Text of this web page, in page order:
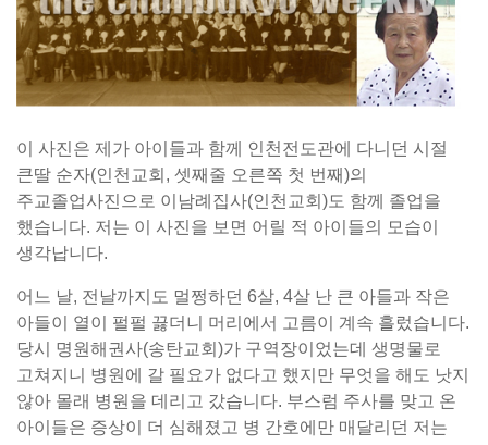
이 사진은 제가 아이들과 함께 인천전도관에 다니던 시절
큰딸 순자(인천교회, 셋째줄 오른쪽 첫 번째)의
주교졸업사진으로 이남례집사(인천교회)도 함께 졸업을
했습니다. 저는 이 사진을 보면 어릴 적 아이들의 모습이
생각납니다.
어느 날, 전날까지도 멀쩡하던 6살, 4살 난 큰 아들과 작은
아들이 열이 펄펄 끓더니 머리에서 고름이 계속 흘렀습니다.
당시 명원해권사(송탄교회)가 구역장이었는데 생명물로
고쳐지니 병원에 갈 필요가 없다고 했지만 무엇을 해도 낫지
않아 몰래 병원을 데리고 갔습니다. 부스럼 주사를 맞고 온
아이들은 증상이 더 심해졌고 병 간호에만 매달리던 저는